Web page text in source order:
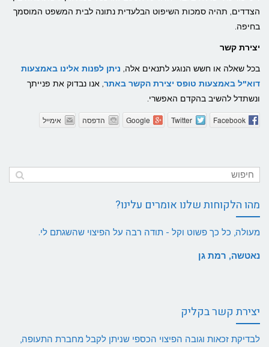
הצדדים, תהיה סמכות השיפוט הבלעדית נתונה לבית המשפט המוסמך
בחיפה.
יצירת קשר
בכל שאלה או חשש הנוגע לתנאים אלה, ניתן לפנות אלינו באמצעות
דוא"ל באמצעות טופס יצירת הקשר באתר, אנו נבדוק את פנייתך
ונשתדל להשיב בהקדם האפשרי.
Facebook
Twitter
Google הדפסה אימייל
מהו הלקוחות שלנו אומרים עלינו?
מעולה, כל כך פשוט וקל - תודה רבה על הפיצוי שהשגתם לי.
נאטשה, רמת גן
יצירת קשר בקליק
לבדיקת זכאות וגובה הפיצוי הכספי שניתן לקבל מחברת התעופה,